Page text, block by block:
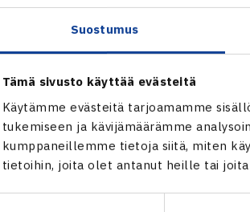
Suostumus
Tämä sivusto käyttää evästeitä
Käytämme evästeitä tarjoamamme
tukemiseen ja kävijämäärämme
kumppaneillemme tietoja siitä, miten
tietoihin, joita olet antanut heille tai
Sunnuntain ohjelmaan
ohjelmaa. Leiripäivä alkaa
Nieminen sekä Oulun
Tennis Team Finland,
Tennis Team Finland -
yhteydessä. Tarkempi